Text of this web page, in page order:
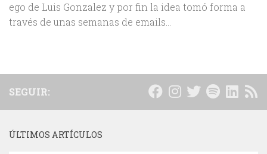
ego de Luis Gonzalez y por fin la idea tomó forma a
través de unas semanas de emails...
SEGUIR:
ÚLTIMOS ARTÍCULOS